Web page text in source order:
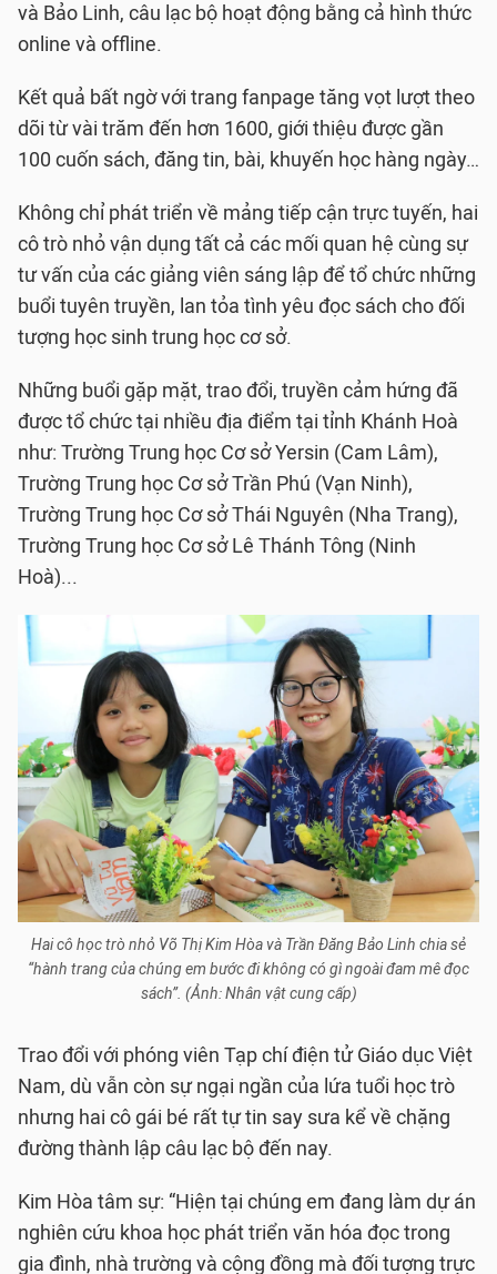
và Bảo Linh, câu lạc bộ hoạt động bằng cả hình thức
online và offline.
Kết quả bất ngờ với trang fanpage tăng vọt lượt theo
dõi từ vài trăm đến hơn 1600, giới thiệu được gần
100 cuốn sách, đăng tin, bài, khuyến học hàng ngày…
Không chỉ phát triển về mảng tiếp cận trực tuyến, hai
cô trò nhỏ vận dụng tất cả các mối quan hệ cùng sự
tư vấn của các giảng viên sáng lập để tổ chức những
buổi tuyên truyền, lan tỏa tình yêu đọc sách cho đối
tượng học sinh trung học cơ sở.
Những buổi gặp mặt, trao đổi, truyền cảm hứng đã
được tổ chức tại nhiều địa điểm tại tỉnh Khánh Hoà
như: Trường Trung học Cơ sở Yersin (Cam Lâm),
Trường Trung học Cơ sở Trần Phú (Vạn Ninh),
Trường Trung học Cơ sở Thái Nguyên (Nha Trang),
Trường Trung học Cơ sở Lê Thánh Tông (Ninh
Hoà)...
Hai cô học trò nhỏ Võ Thị Kim Hòa và Trần Đăng Bảo Linh chia sẻ
“hành trang của chúng em bước đi không có gì ngoài đam mê đọc
sách”. (Ảnh: Nhân vật cung cấp)
Trao đổi với phóng viên Tạp chí điện tử Giáo dục Việt
Nam, dù vẫn còn sự ngại ngần của lứa tuổi học trò
nhưng hai cô gái bé rất tự tin say sưa kể về chặng
đường thành lập câu lạc bộ đến nay.
Kim Hòa tâm sự: “Hiện tại chúng em đang làm dự án
nghiên cứu khoa học phát triển văn hóa đọc trong
gia đình, nhà trường và cộng đồng mà đối tượng trực